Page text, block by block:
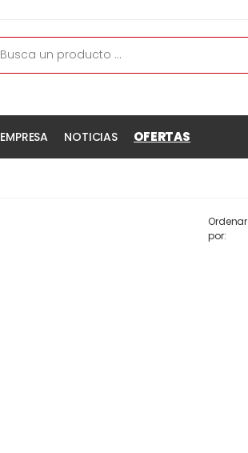
EMPRESA NOTICIAS OFERTAS
Ordenar
por: